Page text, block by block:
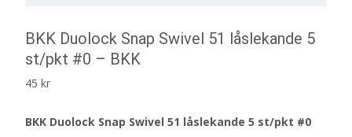
BKK Duolock Snap Swivel 51 låslekande 5
st/pkt #0 – BKK
45 kr
BKK Duolock Snap Swivel 51 låslekande 5 st/pkt #0